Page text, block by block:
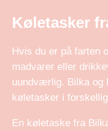
Køletasker
Hvis du er på farten
madvarer eller
uundværlig. Bilka og
køletasker i
En køletaske fra